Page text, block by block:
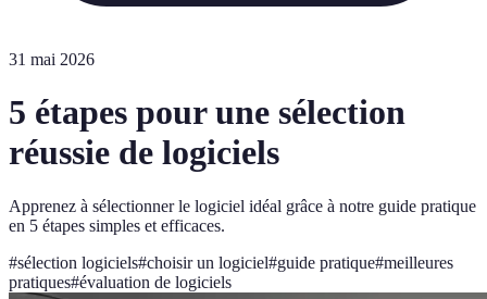
31 mai 2026
5 étapes pour une sélection
réussie de logiciels
Apprenez à sélectionner le logiciel idéal grâce à notre guide pratique
en 5 étapes simples et efficaces.
#sélection logiciels#choisir un logiciel#guide pratique#meilleures
pratiques#évaluation de logiciels